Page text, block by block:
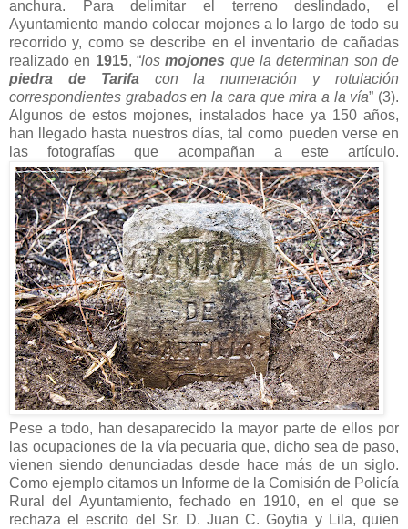
anchura. Para delimitar el terreno deslindado, el
Ayuntamiento mando colocar mojones a lo largo de todo su
recorrido y, como se describe en el inventario de cañadas
realizado en 1915, “losmojones que la determinan son de
piedra de Tarifacon la numeración y rotulación
correspondientes grabados en la cara que mira a la vía” (3).
Algunos de estos mojones, instalados hace ya 150 años,
han llegado hasta nuestros días, tal como pueden verse en
las fotografías que acompañan a este artículo.
Pese a todo, han desaparecido la mayor parte de ellos por
las ocupaciones de la vía pecuaria que, dicho sea de paso,
vienen siendo denunciadas desde hace más de un siglo.
Como ejemplo citamos un Informe de la Comisión de Policía
Rural del Ayuntamiento, fechado en 1910, en el que se
rechaza el escrito del Sr. D. Juan C. Goytia y Lila, quien